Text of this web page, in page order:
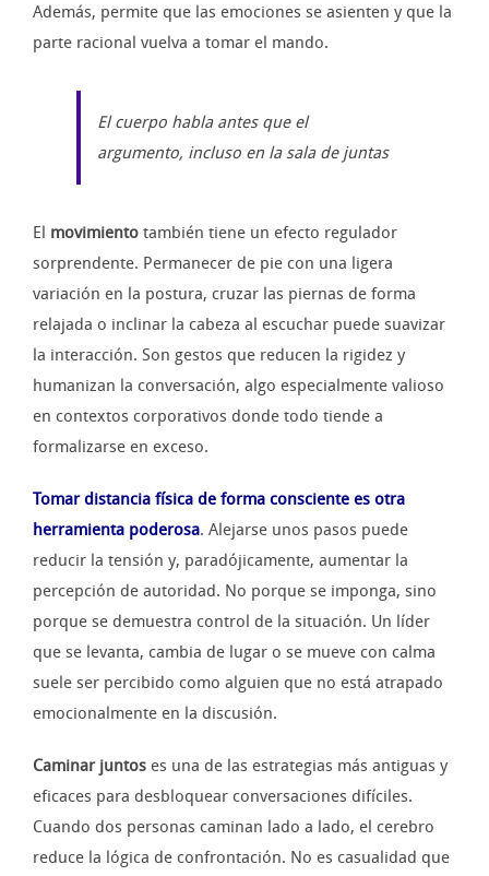
Además, permite que las emociones se asienten y que la
parte racional vuelva a tomar el mando.
El cuerpo habla antes que el
argumento, incluso en la sala de juntas
El movimiento también tiene un efecto regulador
sorprendente. Permanecer de pie con una ligera
variación en la postura, cruzar las piernas de forma
relajada o inclinar la cabeza al escuchar puede suavizar
la interacción. Son gestos que reducen la rigidez y
humanizan la conversación, algo especialmente valioso
en contextos corporativos donde todo tiende a
formalizarse en exceso.
Tomar distancia física de forma consciente es otra
herramienta poderosa. Alejarse unos pasos puede
reducir la tensión y, paradójicamente, aumentar la
percepción de autoridad. No porque se imponga, sino
porque se demuestra control de la situación. Un líder
que se levanta, cambia de lugar o se mueve con calma
suele ser percibido como alguien que no está atrapado
emocionalmente en la discusión.
Caminar juntos es una de las estrategias más antiguas y
eficaces para desbloquear conversaciones difíciles.
Cuando dos personas caminan lado a lado, el cerebro
reduce la lógica de confrontación. No es casualidad que